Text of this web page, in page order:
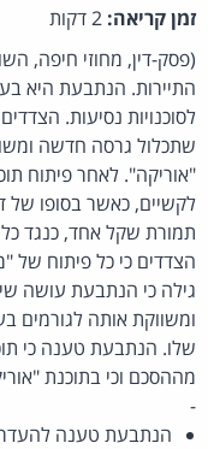
זמן קריאה:
(פסק-דין, מחוזי חיפה,
לסוכנויות נסיעות.
"אוריקה". לאחר פיתוח
לקשיים, כאשר בסופו של
תמורת שקל אחד, כנגד כל
ומשווקת אותה לגורמים
מההסכם וכי בתוכנת
-
הנתבעת טענה להעדר